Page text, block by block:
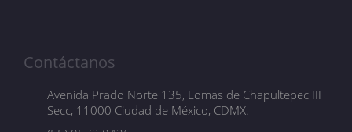
Contáctanos
Avenida Prado Norte 135, Lomas de Chapultepec III
Secc, 11000 Ciudad de México, CDMX.